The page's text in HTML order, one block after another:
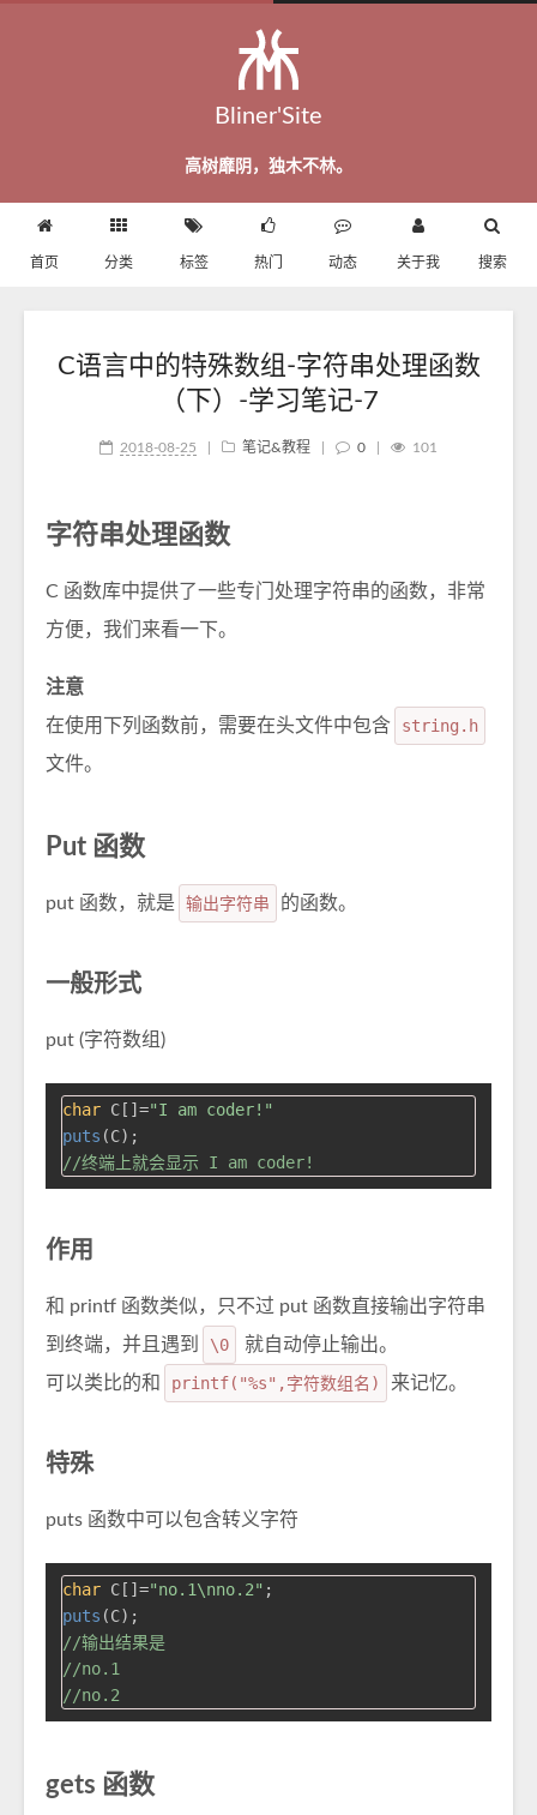
Bliner'Site
高树靡阴，独木不林。
首页 分类 标签 热门 动态 关于我 搜索
C语言中的特殊数组-字符串处理函数
（下）-学习笔记-7
2018-08-25 笔记&教程 0 101
字符串处理函数
C 函数库中提供了一些专门处理字符串的函数，非常
方便，我们来看一下。
注意
在使用下列函数前，需要在头文件中包含
string.h
文件。
Put 函数
put 函数，就是 输出字符串 的函数。
一般形式
put (字符数组)
char C[]="I am coder!"
puts
//终端上就会显示 I am coder!
作用
和 printf 函数类似，只不过 put 函数直接输出字符串
到终端，并且遇到
\0
就自动停止输出。
可以类比的和
printf("%s",字符数组名) 来记忆。
特殊
puts 函数中可以包含转义字符
char C[]="no.1\nno.2"
puts
//输出结果是
//no.1
//no.2
gets 函数